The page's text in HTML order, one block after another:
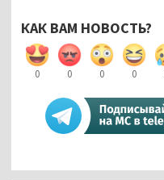
КАК ВАМ НОВОСТЬ?
0 0 0 0